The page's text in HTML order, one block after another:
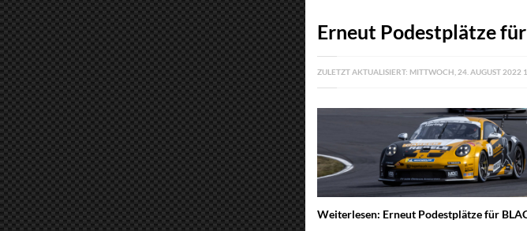
Erneut Podestplätze
ZULETZT AKTUALISIERT: MITTWOCH, 24. AUGUST 2022
Weiterlesen: Erneut Podestplätze für